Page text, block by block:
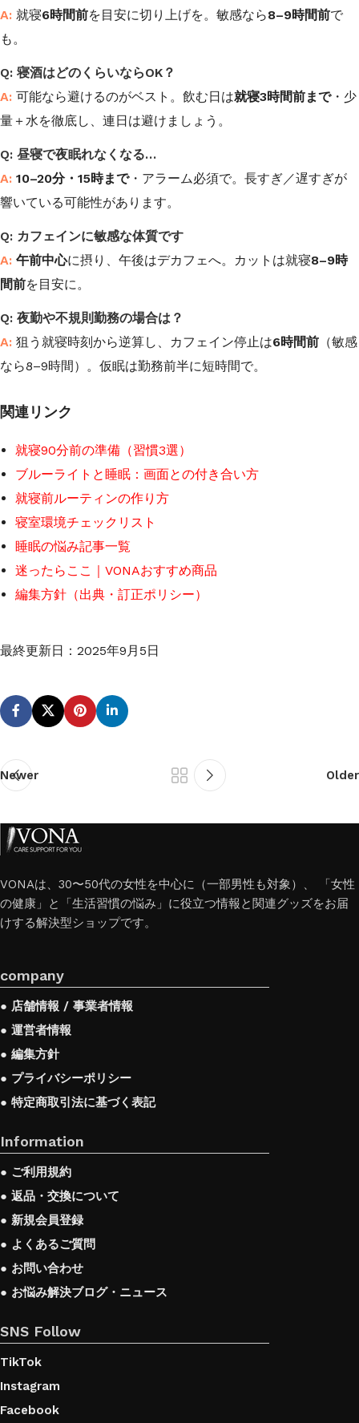
就寝6時間前を目安に切り上げを。敏感なら8–9時間前で
も。
寝酒はどのくらいならOK？
可能なら避けるのがベスト。飲む日は就寝3時間前まで・少
量＋水を徹底し、連日は避けましょう。
昼寝で夜眠れなくなる…
10–20分・15時まで・アラーム必須で。長すぎ／遅すぎが
響いている可能性があります。
カフェインに敏感な体質です
午前中心に摂り、午後はデカフェへ。カットは就寝8–9時
間前を目安に。
夜勤や不規則勤務の場合は？
狙う就寝時刻から逆算し、カフェイン停止は6時間前 （敏感
なら8–9時間）。仮眠は勤務前半に短時間で。
関連リンク
就寝90分前の準備（習慣3選）
ブルーライトと睡眠：画面との付き合い方
就寝前ルーティンの作り方
寝室環境チェックリスト
睡眠の悩み記事一覧
迷ったらここ｜VONAおすすめ商品
編集方針（出典・訂正ポリシー）
最終更新日： 2025年9月5日
Newer Older
VONAは、30〜50代の女性を中心に（一部男性も対象）、 「女性
の健康」と「生活習慣の悩み」に役立つ情報と関連グッズをお届
けする解決型ショップです。
company
● 店舗情報 / 事業者情報
● 運営者情報
● 編集方針
● プライバシーポリシー
● 特定商取引法に基づく表記
Information
● ご利用規約
● 返品・交換について
● 新規会員登録
● よくあるご質問
● お問い合わせ
● お悩み解決ブログ・ニュース
SNS Follow
TikTok
Instagram
Facebook